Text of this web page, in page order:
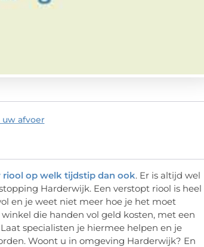
afvoer
op welk tijdstip dan ook. Er is altijd wel
Harderwijk. Een verstopt riool is heel
en je weet niet meer hoe je het moet
die handen vol geld kosten, met een
specialisten je hiermee helpen en je
Woont u in omgeving Harderwijk? En